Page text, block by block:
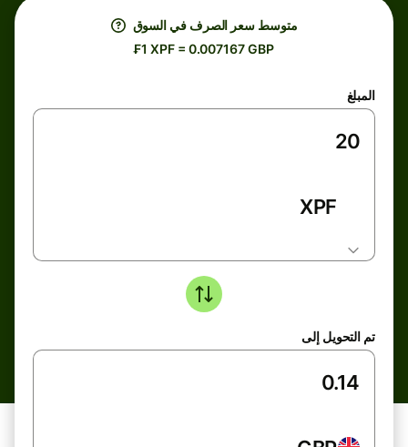
متوسط ​​سعر الصرف في السوق
₣1 XPF = 0.007167 GBP
المبلغ
XPF
تم التحويل إلى